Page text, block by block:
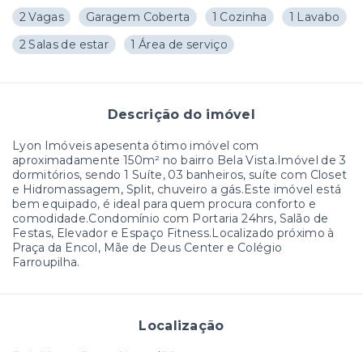
2 Vagas
Garagem Coberta 1 Cozinha
1 Lavabo
2 Salas de estar
1 Área de serviço
Descrição do imóvel
Lyon Imóveis apesenta ótimo imóvel com
aproximadamente 150m² no bairro Bela Vista.Imóvel de 3
dormitórios, sendo 1 Suíte, 03 banheiros, suíte com Closet
e Hidromassagem, Split, chuveiro a gás.Este imóvel está
bem equipado, é ideal para quem procura conforto e
comodidade.Condomínio com Portaria 24hrs, Salão de
Festas, Elevador e Espaço Fitness.Localizado próximo à
Praça da Encol, Mãe de Deus Center e Colégio
Farroupilha.
Localização